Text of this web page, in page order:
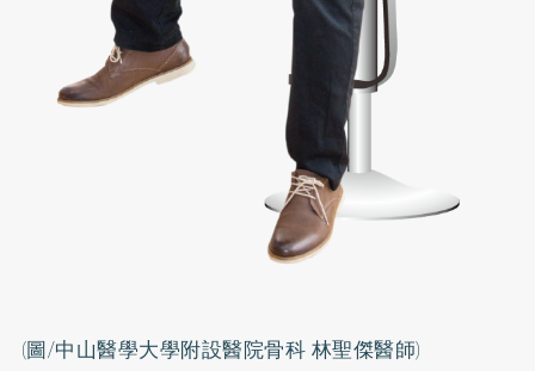
(圖/中山醫學大學附設醫院骨科 林聖傑醫師)